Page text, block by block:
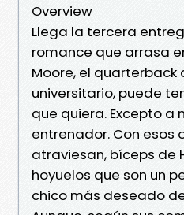
Overview
Llega la tercera
romance que arrasa
Moore, el quarterback
universitario, puede
que quiera. Excepto a
entrenador. Con esos
atraviesan, bíceps de
hoyuelos que son un
chico más deseado